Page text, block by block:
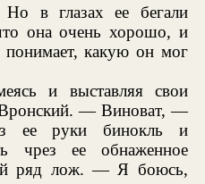
в глазах ее бегали
она очень хорошо, и
какую он мог
и выставляя свои
— Виноват, —
ее руки бинокль и
чрез ее обнаженное
ряд лож. — Я боюсь,